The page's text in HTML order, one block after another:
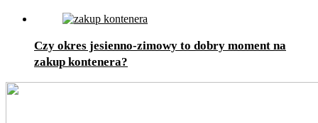
Czy okres jesienno-zimowy to dobry moment na
zakup kontenera?